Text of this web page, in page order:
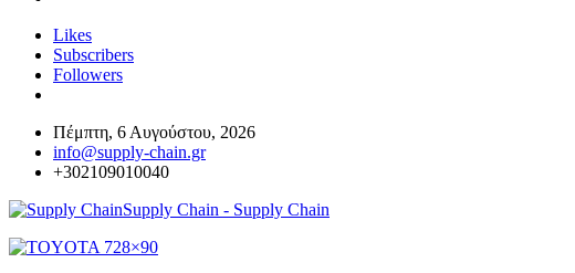
Likes
Subscribers
Followers
Πέμπτη, 6 Αυγούστου, 2026
info@supply-chain.gr
+302109010040
Supply Chain - Supply Chain